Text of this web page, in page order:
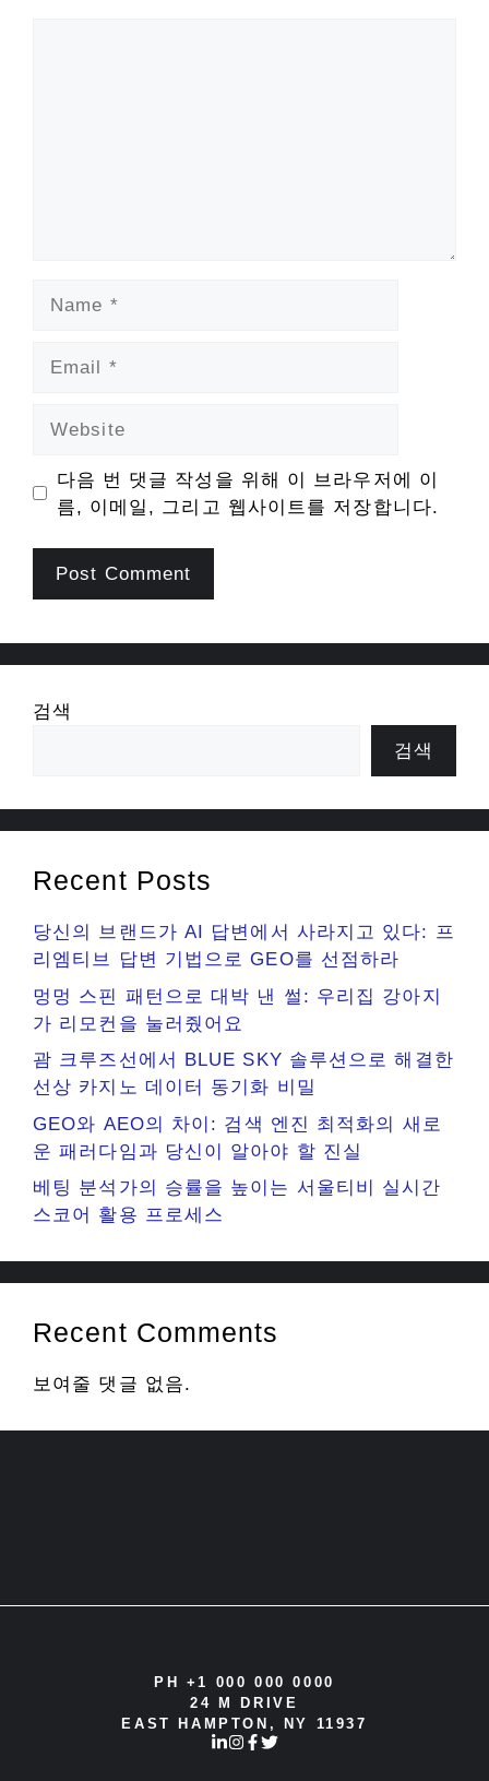
다음 번 댓글 작성을 위해 이 브라우저에 이
름, 이메일, 그리고 웹사이트를 저장합니다.
검색
검색
Recent Posts
당신의 브랜드가 AI 답변에서 사라지고 있다: 프
리엠티브 답변 기법으로 GEO를 선점하라
멍멍 스핀 패턴으로 대박 낸 썰: 우리집 강아지
가 리모컨을 눌러줬어요
괌 크루즈선에서 BLUE SKY 솔루션으로 해결한
선상 카지노 데이터 동기화 비밀
GEO와 AEO의 차이: 검색 엔진 최적화의 새로
운 패러다임과 당신이 알아야 할 진실
베팅 분석가의 승률을 높이는 서울티비 실시간
스코어 활용 프로세스
Recent Comments
보여줄 댓글 없음.
PH +1 000 000 0000
24 M DRIVE
EAST HAMPTON, NY 11937